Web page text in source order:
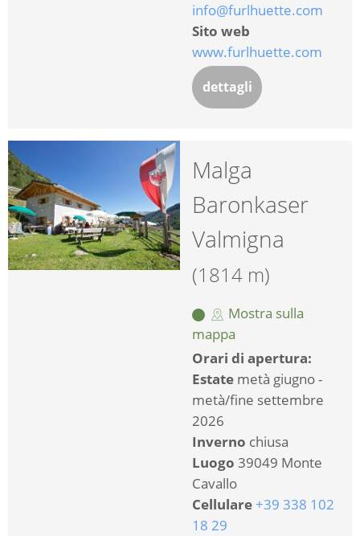
info@furlhuette.com
Sito web
www.furlhuette.com
dettagli
Malga
Baronkaser
Valmigna
(1814 m)
Mostra sulla
mappa
Orari di apertura:
Estate metà giugno -
metà/fine settembre
2026
Inverno chiusa
Luogo 39049 Monte
Cavallo
Cellulare +39 338 102
18 29